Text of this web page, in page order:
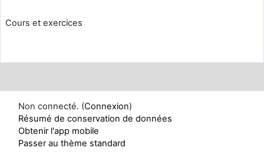
Cours et exercices
Non connecté. (Connexion)
Résumé de conservation de données
Obtenir l'app mobile
Passer au thème standard